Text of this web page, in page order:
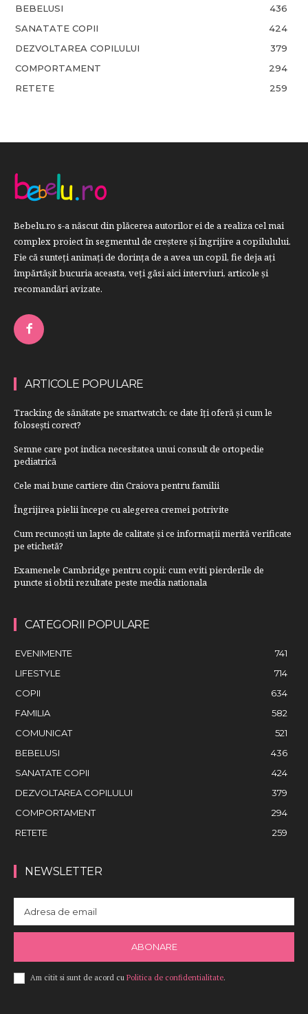
BEBELUSI
436
SANATATE COPII
424
DEZVOLTAREA COPILULUI
379
COMPORTAMENT
294
RETETE
259
Bebelu.ro s-a născut din plăcerea autorilor ei de a realiza cel mai
complex proiect în segmentul de creştere şi îngrijire a copilulului.
Fie că sunteţi animaţi de dorinţa de a avea un copil, fie deja aţi
împărtăşit bucuria aceasta, veți găsi aici interviuri, articole şi
recomandări avizate.
ARTICOLE POPULARE
Tracking de sănătate pe smartwatch: ce date îți oferă și cum le
folosești corect?
Semne care pot indica necesitatea unui consult de ortopedie
pediatrică
Cele mai bune cartiere din Craiova pentru familii
Îngrijirea pielii începe cu alegerea cremei potrivite
Cum recunoști un lapte de calitate și ce informații merită verificate
pe etichetă?
Examenele Cambridge pentru copii: cum eviti pierderile de
puncte si obtii rezultate peste media nationala
CATEGORII POPULARE
EVENIMENTE
741
LIFESTYLE
714
COPII
634
FAMILIA
582
COMUNICAT
521
BEBELUSI
436
SANATATE COPII
424
DEZVOLTAREA COPILULUI
379
COMPORTAMENT
294
RETETE
259
NEWSLETTER
ABONARE
Am citit si sunt de acord cu Politica de confidentialitate.